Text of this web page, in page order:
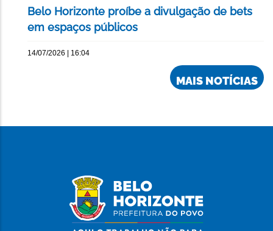
Belo Horizonte proíbe a divulgação de bets
em espaços públicos
14/07/2026 | 16:04
MAIS NOTÍCIAS